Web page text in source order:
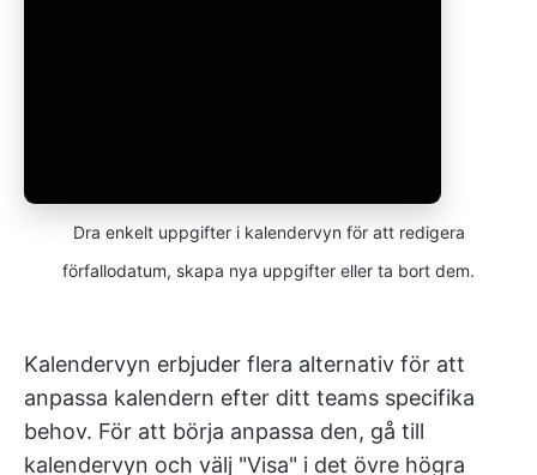
Dra enkelt uppgifter i kalendervyn för att redigera
förfallodatum, skapa nya uppgifter eller ta bort dem.
Kalendervyn erbjuder flera alternativ för att
anpassa kalendern efter ditt teams specifika
behov. För att börja anpassa den, gå till
kalendervyn och välj "Visa" i det övre högra